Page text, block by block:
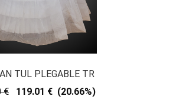
TUL PLEGABLE TR
€ 119.01 € (20.66%)